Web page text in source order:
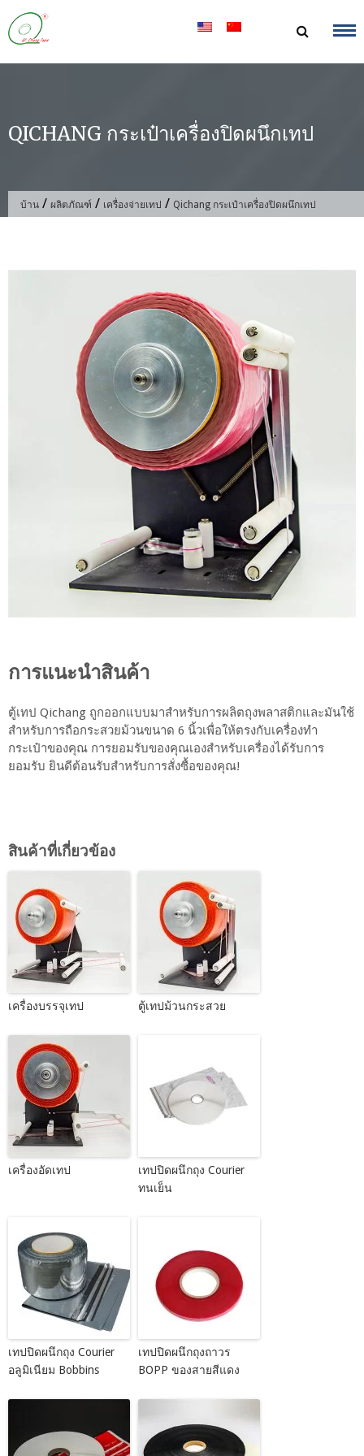
ข้าม
ไป
เนื้อหา
QICHANG กระเป๋าเครื่องปิดผนึกเทป
บ้าน / ผลิตภัณฑ์ / เครื่องจ่ายเทป / Qichang กระเป๋าเครื่องปิดผนึกเทป
การแนะนำสินค้า
ตู้เทป Qichang ถูกออกแบบมาสำหรับการผลิตถุงพลาสติกและมันใช้
สำหรับการถือกระสวยม้วนขนาด 6 นิ้วเพื่อให้ตรงกับเครื่องทำ
กระเป๋าของคุณ การยอมรับของคุณเองสำหรับเครื่องได้รับการ
ยอมรับ ยินดีต้อนรับสำหรับการสั่งซื้อของคุณ!
สินค้าที่เกี่ยวข้อง
เครื่องบรรจุเทป ตู้เทปม้วนกระสวย
เครื่องอัดเทป
เทปปิดผนึกถุง Courier
ทนเย็น
เทปปิดผนึกถุง Courier
อลูมิเนียม Bobbins
เทปปิดผนึกถุงถาวร
BOPP ของสายสีแดง